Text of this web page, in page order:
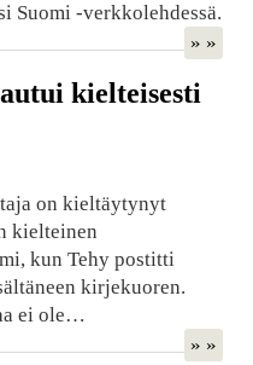
Suomi -verkkolehdessä.
» »
kielteisesti
on kieltäytynyt
kielteinen
kun Tehy postitti
kirjekuoren.
ei ole…
» »